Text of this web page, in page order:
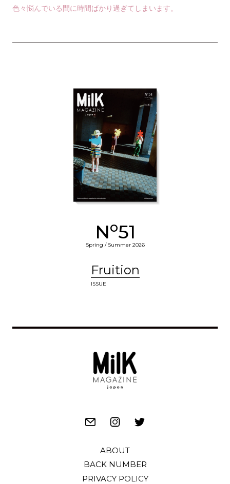
色々悩んでいる間に時間ばかり過ぎてしまいます。
No51
Spring / Summer 2026
Fruition
ISSUE
ABOUT
BACK NUMBER
PRIVACY POLICY